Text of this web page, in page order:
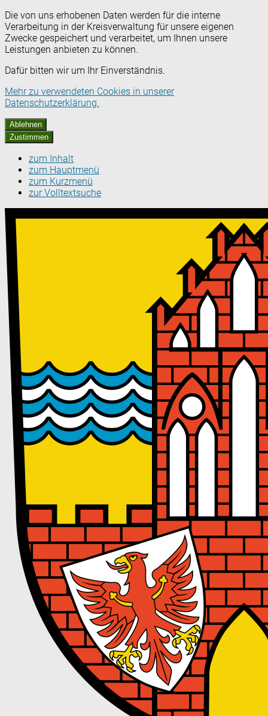
Die von uns erhobenen Daten werden für die interne
Verarbeitung in der Kreisverwaltung für unsere eigenen
Zwecke gespeichert und verarbeitet, um Ihnen unsere
Leistungen anbieten zu können.
Dafür bitten wir um Ihr Einverständnis.
Mehr zu verwendeten Cookies in unserer
Datenschutzerklärung.
Ablehnen
Zustimmen
zum Inhalt
zum Hauptmenü
zum Kurzmenü
zur Volltextsuche